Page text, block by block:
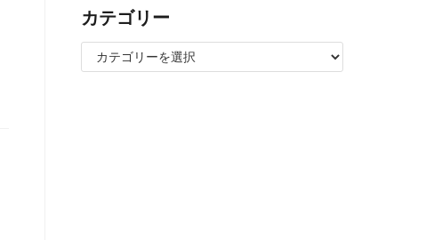
カテゴリー